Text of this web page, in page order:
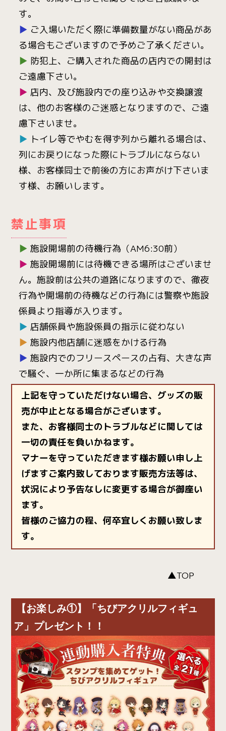
す。
▶ ご入場いただく際に準備数量がない商品があ
る場合もございますので予めご了承ください。
▶ 防犯上、ご購入された商品の店内での開封は
ご遠慮下さい。
▶店内、及び施設内での座り込みや交換譲渡
は、他のお客様のご迷惑となりますので、ご遠
慮下さいませ。
▶ トイレ等でやむを得ず列から離れる場合は、
列にお戻りになった際にトラブルにならない
様、お客様同士で前後の方にお声がけ下さいま
す様、お願いします。
禁止事項
▶施設開場前の待機行為（AM6:30前）
▶施設開場前には待機できる場所はございませ
ん。施設前は公共の道路になりますので、徹夜
行為や開場前の待機などの行為には警察や施設
係員より指導が入ります。
▶店舗係員や施設係員の指示に従わない
▶施設内他店舗に迷惑をかける行為
▶施設内でのフリースペースの占有、大きな声
で騒ぐ、一か所に集まるなどの行為
上記を守っていただけない場合、グッズの販
売が中止となる場合がございます。
また、お客様同士のトラブルなどに関しては
一切の責任を負いかねます。
マナーを守っていただきます様お願い申し上
げますご案内致しております販売方法等は、
状況により予告なしに変更する場合が御座い
ます。
皆様のご協力の程、何卒宜しくお願い致しま
す。
▲TOP
【お楽しみ①】「ちびアクリルフィギュ
ア」プレゼント！！